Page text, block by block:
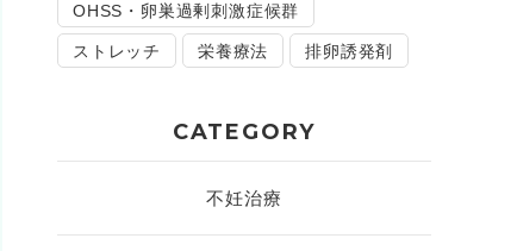
OHSS・卵巣過剰刺激症候群
ストレッチ 栄養療法 排卵誘発剤
CATEGORY
不妊治療